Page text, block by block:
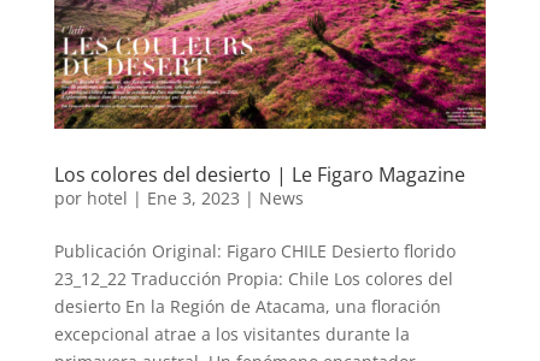
Los colores del desierto | Le Figaro Magazine
por hotel | Ene 3, 2023 | News
Publicación Original: Figaro CHILE Desierto florido
23_12_22 Traducción Propia: Chile Los colores del
desierto En la Región de Atacama, una floración
excepcional atrae a los visitantes durante la